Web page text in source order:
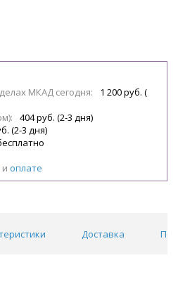
МКАД сегодня:
1 200 руб. (
404 руб. (2-3 дня)
(2-3 дня)
и оплате
Доставка